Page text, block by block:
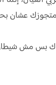
عشان
بس مش